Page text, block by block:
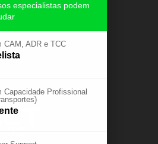
especialistas podem
CAM, ADR e TCC
Capacidade Profissional